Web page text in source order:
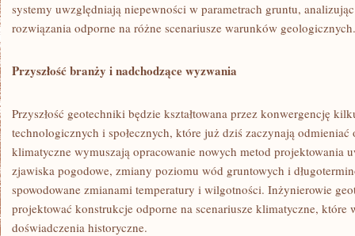
systemy uwzględniają niepewności w parametrach gruntu,
rozwiązania odporne na różne scenariusze warunków geologicznych.
Przyszłość branży i nadchodzące wyzwania
Przyszłość geotechniki będzie kształtowana przez konwergencję
technologicznych i społecznych, które już dziś zaczynają
klimatyczne wymuszają opracowanie nowych metod projektowania
zjawiska pogodowe, zmiany poziomu wód gruntowych i
spowodowane zmianami temperatury i wilgotności. Inżynierowie
projektować konstrukcje odporne na scenariusze klimatyczne, które
doświadczenia historyczne.